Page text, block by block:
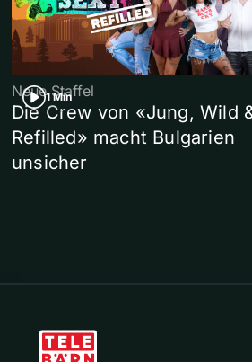
1 Min
Neue Staffel
Die Crew von «Jung, Wild
Refilled» macht Bulgarien
unsicher